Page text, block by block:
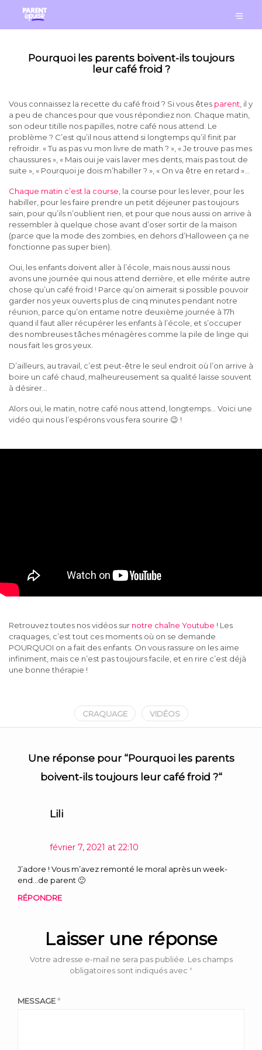
Pourquoi les parents boivent-ils toujours
leur café froid ?
Vous connaissez la recette du café froid ? Si vous êtes parent , il y
a peu de chances pour que vous répondiez non. Chaque matin,
son odeur titille nos papilles, notre café nous attend. Le
problème ? C’est qu’il nous attend si longtemps qu’il finit par
refroidir. « Tu as pas vu mon livre de math ? », « Je trouve pas mes
chaussures », « Mais oui je vais laver mes dents, mais pas tout de
suite », « Pourquoi je dois m’habiller ? », « On va être en retard »…
Chaque matin c’est la course , la course pour les lever, pour les
habiller, pour les faire prendre un petit déjeuner pas toujours
sain, pour qu’ils n’oublient rien, et pour que nous aussi on arrive à
ressembler à quelque chose avant d’oser sortir de la maison
(parce que la mode des zombies, en dehors d’Halloween ça ne
fonctionne pas super bien).
Oui, les enfants doivent aller à l’école, mais nous aussi nous
avons une journée qui nous attend derrière, et elle mérite autre
chose qu’un café froid ! Parce qu’on aimerait si possible pouvoir
garder nos yeux ouverts plus de cinq minutes pendant notre
réunion, parce qu’on entame notre deuxième journée à 17h
quand il faut aller récupérer les enfants à l’école, et s’occuper
des nombreuses tâches ménagères comme la pile de linge qui
nous fait les gros yeux.
D’ailleurs, au travail, c’est peut-être le seul endroit où l’on arrive à
boire un café chaud, malheureusement sa qualité laisse souvent
à désirer…
Alors oui, le matin, notre café nous attend, longtemps… Voici une
vidéo qui nous l’espérons vous fera sourire 😉 !
Retrouvez toutes nos vidéos sur notre chaîne Youtube ! Les
craquages, c’est tout ces moments où on se demande
POURQUOI on a fait des enfants. On vous rassure on les aime
infiniment, mais ce n’est pas toujours facile, et en rire c’est déjà
une bonne thérapie !
CRAQUAGE VIDÉOS
Une réponse pour “Pourquoi les parents
boivent-ils toujours leur café froid ?“
Lili
février 7, 2021 at 22:10
J’adore ! Vous m’avez remonté le moral après un week-
end…de parent 🙂
RÉPONDRE
Laisser une réponse
Votre adresse e-mail ne sera pas publiée. Les champs
obligatoires sont indiqués avec *
MESSAGE*